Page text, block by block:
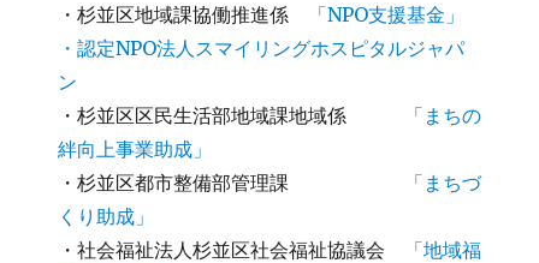
・杉並区地域課協働推進係
「NPO支援基金」
・認定NPO法人スマイリングホスピタルジャパ
ン
・杉並区区民生活部地域課地域係
「まちの
絆向上事業助成」
・杉並区都市整備部管理課
「まちづ
くり助成」
・社会福祉法人杉並区社会福祉協議会
「地域福